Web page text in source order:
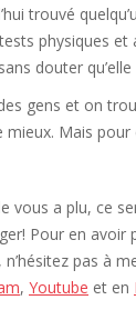
trouvé
physiques et
douter
gens et on
mieux. Mais pour
vous a plu, ce
Pour en avoir
pas à
, Youtube et en